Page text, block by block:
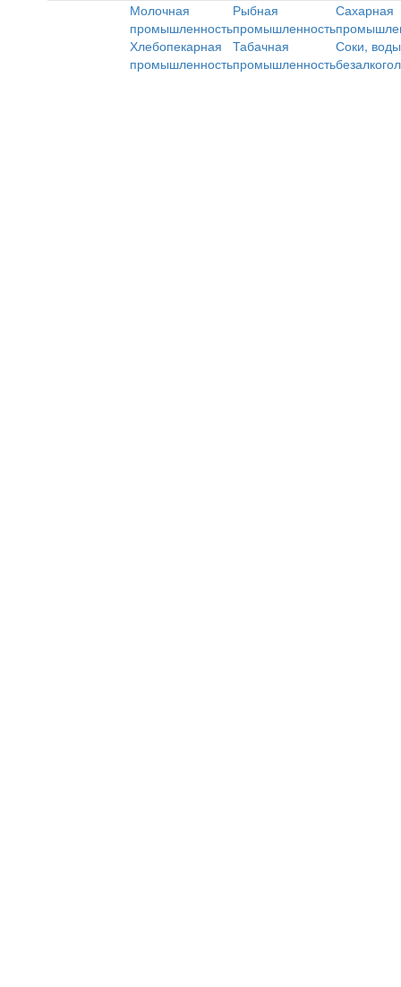
Молочная
промышленность
Рыбная
промышленность
Сахарная
Хлебопекарная
промышленность
Табачная
промышленность
Соки,